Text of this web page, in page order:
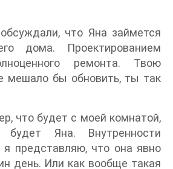
что Яна займется
дома. Проектированием
ремонта. Твою
мешало бы обновить, ты так
что будет с моей комнатой,
Яна. Внутренности
я представляю, что она явно
день. Или как вообще такая